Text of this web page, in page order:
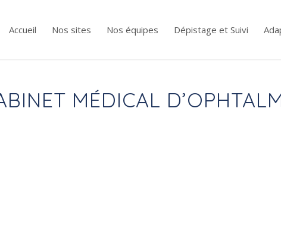
Accueil Nos sites Nos équipes Dépistage et Suivi
MÉDICAL